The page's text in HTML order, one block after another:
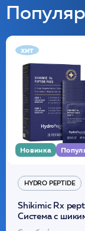
хит
Новинка
HYDRO PEPTIDE
Shikimic Rx
Cистема с
кислотой